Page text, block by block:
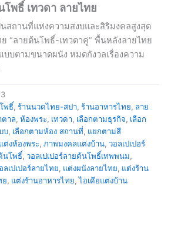
โพธิ์ เทวดา ลายไทย
สถานที่แห่งความสงบและสิริมงคลสูงสุด
ย “ลายต้นโพธิ์-เทวดาคู่” พื้นหลังลายไทย
บบตามขนาดผนัง หมดกังวลเรื่องความ
พธิ์, ร้านนวดไทย-สปา, ร้านอาหารไทย, ลาย
ตาล, ห้องพระ, เทวดา, เลือกตามธุรกิจ, เลือก
บ, เลือกตามห้อง สถานที่, แยกตามสี
ต่งห้องพระ, ภาพมงคลแต่งบ้าน, วอลเปเปอร์
นโพธิ์, วอลเปเปอร์ลายต้นโพธิ์เทพพนม,
ลเปเปอร์ลายไทย, แต่งผนังลายไทย, แต่งร้าน
ย, แต่งร้านอาหารไทย,ไอเดียแต่งบ้าน